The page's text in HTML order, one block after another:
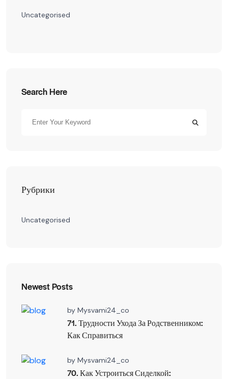
Uncategorised
Search Here
Рубрики
Uncategorised
Newest Posts
by Mysvami24_co
71. Трудности Ухода За Родственником:
Как Справиться
by Mysvami24_co
70. Как Устроиться Сиделкой: